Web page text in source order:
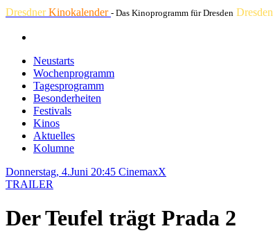
DresdnerKinokalender - Das Kinoprogramm für Dresden Dresden
Neustarts
Wochenprogramm
Tagesprogramm
Besonderheiten
Festivals
Kinos
Aktuelles
Kolumne
Donnerstag, 4.Juni 20:45 CinemaxX
TRAILER
Der Teufel trägt Prada 2